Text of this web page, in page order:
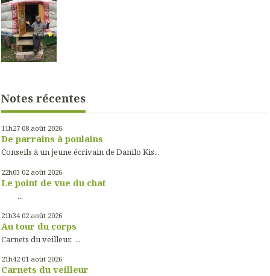
Notes récentes
11h27 08 août 2026
De parrains à poulains
Conseils à un jeune écrivain de Danilo Kis...
22h03 02 août 2026
Le point de vue du chat
...
21h34 02 août 2026
Au tour du corps
Carnets du veilleur. ...
21h42 01 août 2026
Carnets du veilleur